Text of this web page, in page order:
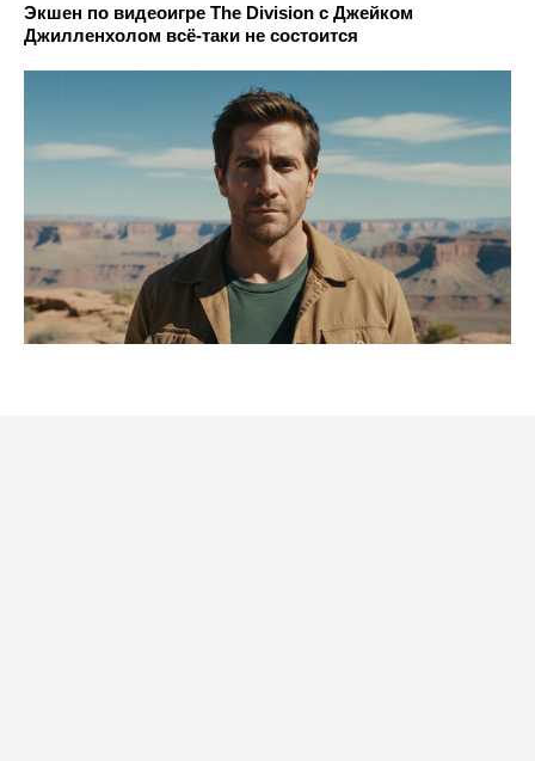
Экшен по видеоигре The Division с Джейком
Джилленхолом всё-таки не состоится